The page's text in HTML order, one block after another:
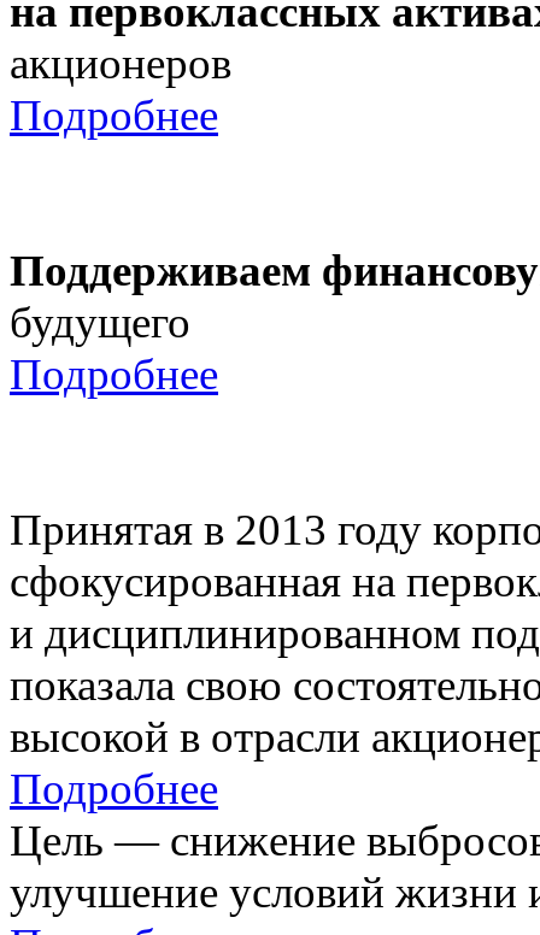
на первоклассных
акционеров
Подробнее
Поддерживаем
будущего
Подробнее
Принятая в 2013 году
сфокусированная на
и дисциплинированном
показала свою
высокой в отрасли
Подробнее
Цель — снижение
улучшение условий жизни